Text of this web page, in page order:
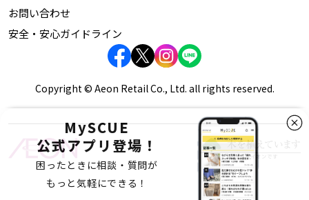
MySCUE
公式アプリ登場！
困ったときに相談・質問が
もっと気軽にできる！
お問い合わせ
安全・安心ガイドライン
Copyright © Aeon Retail Co., Ltd. all rights reserved.